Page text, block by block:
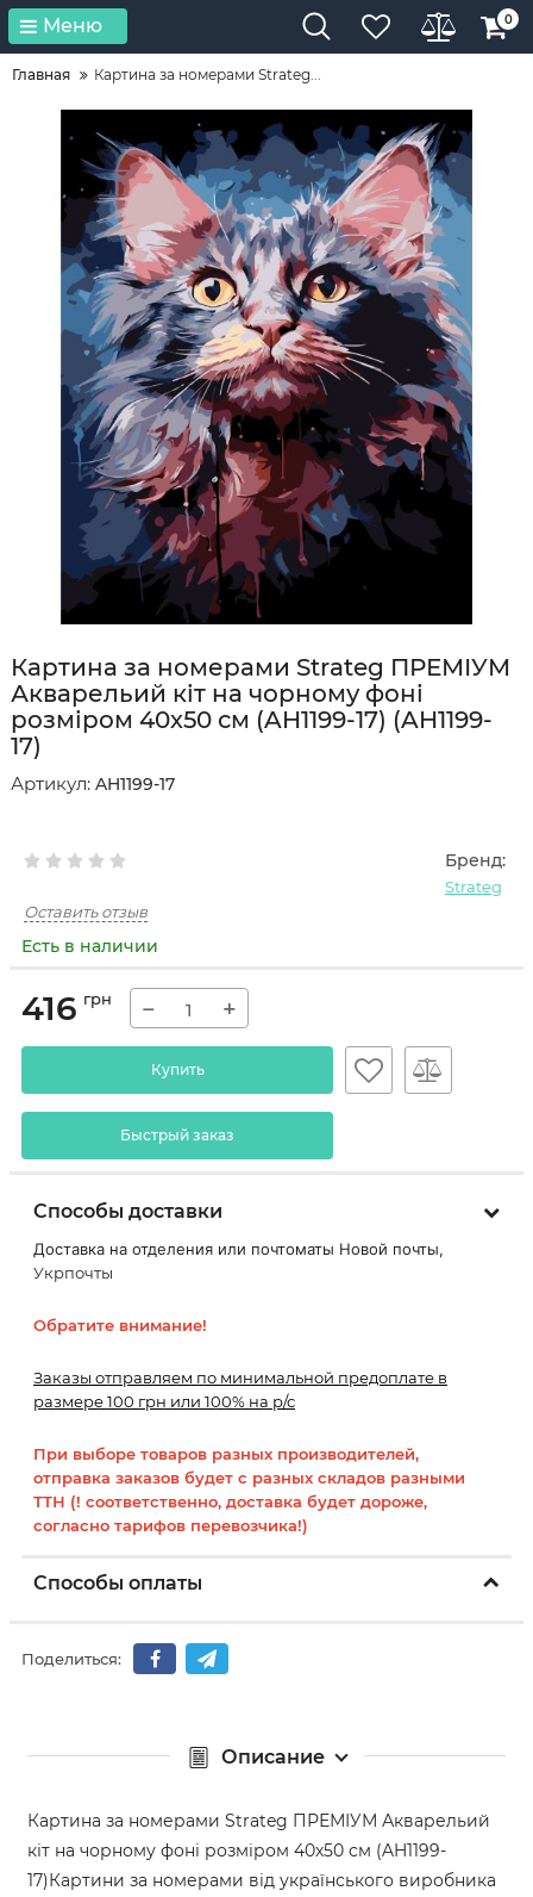
Меню 0
Главная Картина за номерами Strateg...
Картина за номерами Strateg ПРЕМІУМ
Акварельий кіт на чорному фоні
розміром 40х50 см (AH1199-17) (AH1199-
17)
Артикул: AH1199-17
Бренд:
Strateg
Оставить отзыв
Есть в наличии
416 грн − +
Купить
Быстрый заказ
Способы доставки
Доставка на отделения или почтоматы Новой почты,
Укрпочты
Обратите внимание!
Заказы отправляем по минимальной предоплате в
размере 100 грн или 100% на р/с
При выборе товаров разных производителей,
отправка заказов будет с разных складов разными
ТТН (! соответственно, доставка будет дороже,
согласно тарифов перевозчика!)
Способы оплаты
Поделиться:
Описание
Картина за номерами Strateg ПРЕМІУМ Акварельий
кіт на чорному фоні розміром 40х50 см (AH1199-
17)Картини за номерами від українського виробника